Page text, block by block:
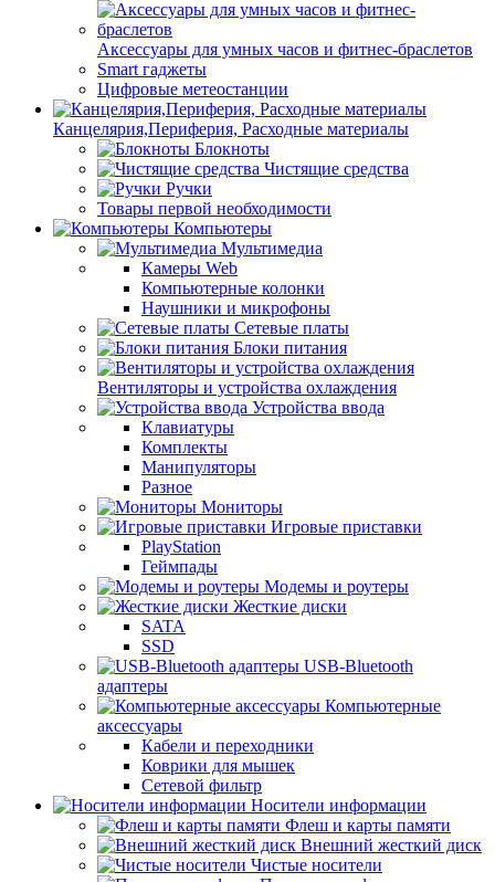
Аксессуары для умных часов и фитнес-браслетов
Smart гаджеты
Цифровые метеостанции
Канцелярия,Периферия, Расходные материалы
Блокноты
Чистящие средства
Ручки
Товары первой необходимости
Компьютеры
Мультимедиа
Камеры Web
Компьютерные колонки
Наушники и микрофоны
Сетевые платы
Блоки питания
Вентиляторы и устройства охлаждения
Устройства ввода
Клавиатуры
Комплекты
Манипуляторы
Разное
Мониторы
Игровые приставки
PlayStation
Геймпады
Модемы и роутеры
Жесткие диски
SATA
SSD
USB-Bluetooth
адаптеры
Компьютерные
аксессуары
Кабели и переходники
Коврики для мышек
Сетевой фильтр
Носители информации
Флеш и карты памяти
Внешний жесткий диск
Чистые носители